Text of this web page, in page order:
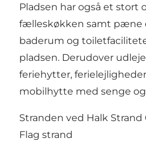
Pladsen har også et stort
fælleskøkken samt pæne
baderum og
pladsen. Derudover
feriehytter,
mobilhytte med senge
Stranden ved Halk Strand
Flag strand